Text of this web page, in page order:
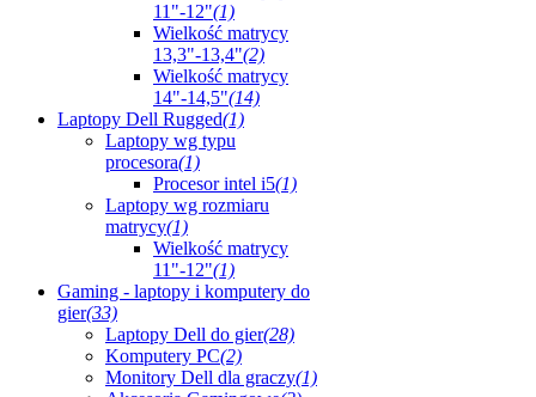
11"-12"(1)
Wielkość matrycy
13,3"-13,4"(2)
Wielkość matrycy
14"-14,5"(14)
Laptopy Dell Rugged(1)
Laptopy wg typu
procesora(1)
Procesor intel i5(1)
Laptopy wg rozmiaru
matrycy(1)
Wielkość matrycy
11"-12"(1)
Gaming - laptopy i komputery do
gier(33)
Laptopy Dell do gier(28)
Komputery PC(2)
Monitory Dell dla graczy(1)